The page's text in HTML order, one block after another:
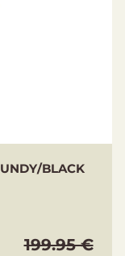
elastīgs
BLACK
199.95 €